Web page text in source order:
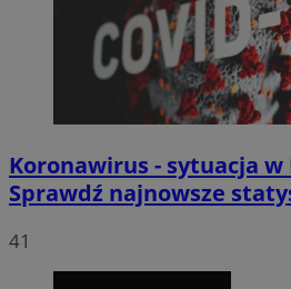
Koronawirus - sytuacja w
Sprawdź najnowsze
41